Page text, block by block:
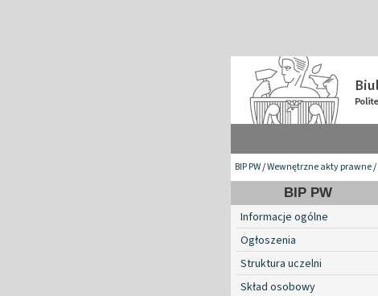
BIP PW/Wewnętrzne akty prawne/
BIP PW
Informacje ogólne
Ogłoszenia
Struktura uczelni
Skład osobowy